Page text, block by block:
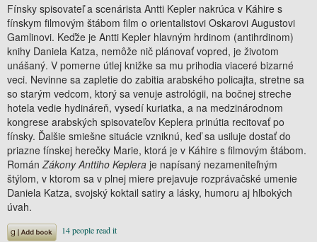
Fínsky spisovateľ a scenárista Antti Kepler nakrúca v Káhire s
fínskym filmovým štábom film o orientalistovi Oskarovi Augustovi
Gamlinovi. Keďže je Antti Kepler hlavným hrdinom (antihrdinom)
knihy Daniela Katza, nemôže nič plánovať vopred, je životom
unášaný. V pomerne útlej knižke sa mu prihodia viaceré bizarné
veci. Nevinne sa zapletie do zabitia arabského policajta, stretne sa
so starým vedcom, ktorý sa venuje astrológii, na bočnej streche
hotela vedie hydináreň, vysedí kuriatka, a na medzinárodnom
kongrese arabských spisovateľov Keplera prinútia recitovať po
fínsky. Ďalšie smiešne situácie vzniknú, keď sa usiluje dostať do
priazne fínskej herečky Marie, ktorá je v Káhire s filmovým štábom.
Román Zákony Anttiho Keplera je napísaný nezameniteľným
štýlom, v ktorom sa v plnej miere prejavuje rozprávačské umenie
Daniela Katza, svojský koktail satiry a lásky, humoru aj hlbokých
úvah.